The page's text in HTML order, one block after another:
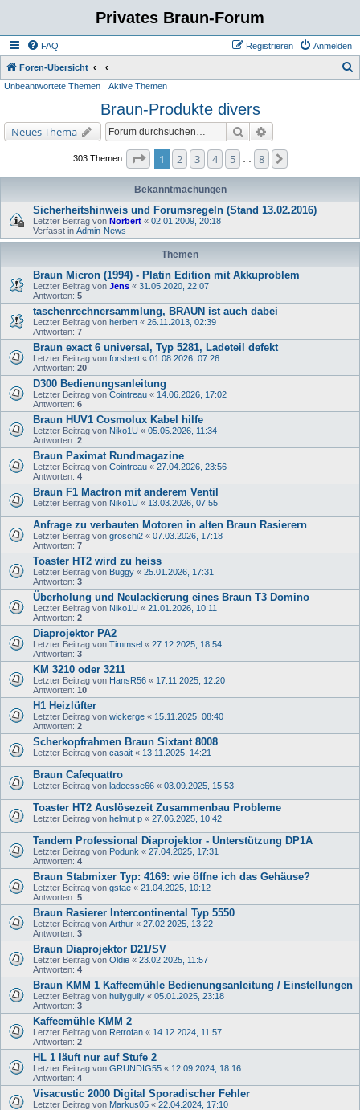
Privates Braun-Forum
FAQ Anmelden
Registrieren
Foren-Übersicht
Unbeantwortete Themen Aktive Themen
Braun-Produkte divers
Neues Thema Suche
303 Themen Seite von
1 2 3 4 5 8
Bekanntmachungen
Sicherheitshinweis und Forumsregeln (Stand 13.02.2016)
Letzter Beitrag von Norbert « 02.01.2009, 20:18
Verfasst in Admin-News
Themen
Braun Micron (1994) - Platin Edition mit Akkuproblem
Letzter Beitrag von Jens « 31.05.2020, 22:07
Antworten: 5
taschenrechnersammlung, BRAUN ist auch dabei
Letzter Beitrag von herbert « 26.11.2013, 02:39
Antworten: 7
Braun exact 6 universal, Typ 5281, Ladeteil defekt
Letzter Beitrag von forsbert « 01.08.2026, 07:26
Antworten: 20
D300 Bedienungsanleitung
Letzter Beitrag von Cointreau « 14.06.2026, 17:02
Antworten: 6
Braun HUV1 Cosmolux Kabel hilfe
Letzter Beitrag von Niko1U « 05.05.2026, 11:34
Antworten: 2
Braun Paximat Rundmagazine
Letzter Beitrag von Cointreau « 27.04.2026, 23:56
Antworten: 4
Braun F1 Mactron mit anderem Ventil
Letzter Beitrag von Niko1U « 13.03.2026, 07:55
Anfrage zu verbauten Motoren in alten Braun Rasierern
Letzter Beitrag von groschi2 « 07.03.2026, 17:18
Antworten: 7
Toaster HT2 wird zu heiss
Letzter Beitrag von Buggy « 25.01.2026, 17:31
Antworten: 3
Überholung und Neulackierung eines Braun T3 Domino
Letzter Beitrag von Niko1U « 21.01.2026, 10:11
Antworten: 2
Diaprojektor PA2
Letzter Beitrag von Timmsel « 27.12.2025, 18:54
Antworten: 3
KM 3210 oder 3211
Letzter Beitrag von HansR56 « 17.11.2025, 12:20
Antworten: 10
H1 Heizlüfter
Letzter Beitrag von wickerge « 15.11.2025, 08:40
Antworten: 2
Scherkopfrahmen Braun Sixtant 8008
Letzter Beitrag von casait « 13.11.2025, 14:21
Braun Cafequattro
Letzter Beitrag von ladeesse66 « 03.09.2025, 15:53
Toaster HT2 Auslösezeit Zusammenbau Probleme
Letzter Beitrag von helmut p « 27.06.2025, 10:42
Tandem Professional Diaprojektor - Unterstützung DP1A
Letzter Beitrag von Podunk « 27.04.2025, 17:31
Antworten: 4
Braun Stabmixer Typ: 4169: wie öffne ich das Gehäuse?
Letzter Beitrag von gstae « 21.04.2025, 10:12
Antworten: 5
Braun Rasierer Intercontinental Typ 5550
Letzter Beitrag von Arthur « 27.02.2025, 13:22
Antworten: 3
Braun Diaprojektor D21/SV
Letzter Beitrag von Oldie « 23.02.2025, 11:57
Antworten: 4
Braun KMM 1 Kaffeemühle Bedienungsanleitung / Einstellungen
Letzter Beitrag von hullygully « 05.01.2025, 23:18
Antworten: 3
Kaffeemühle KMM 2
Letzter Beitrag von Retrofan « 14.12.2024, 11:57
Antworten: 2
HL 1 läuft nur auf Stufe 2
Letzter Beitrag von GRUNDIG55 « 12.09.2024, 18:16
Antworten: 4
Visacustic 2000 Digital Sporadischer Fehler
Letzter Beitrag von Markus05 « 22.04.2024, 17:10